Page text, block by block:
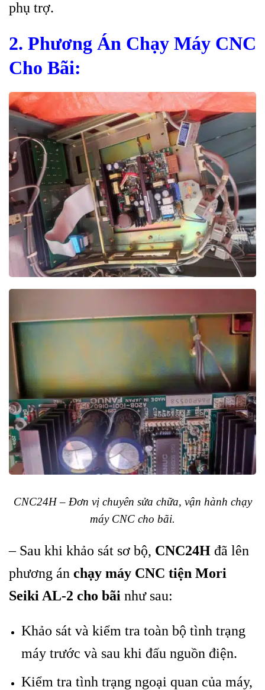
phụ trợ.
2. Phương Án Chạy Máy CNC
Cho Bãi:
CNC24H – Đơn vị chuyên sửa chữa, vận hành chạy
máy CNC cho bãi.
– Sau khi khảo sát sơ bộ, CNC24H đã lên
phương án chạy máy CNC tiện Mori
Seiki AL-2 cho bãi như sau:
Khảo sát và kiểm tra toàn bộ tình trạng
máy trước và sau khi đấu nguồn điện.
Kiểm tra tình trạng ngoại quan của máy,